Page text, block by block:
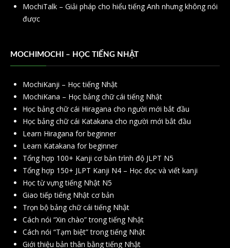
MochiTalk – Giải pháp cho hiểu tiếng Anh nhưng không nói
được
MOCHIMOCHI – HỌC TIẾNG NHẬT
MochiKanji – Học tiếng Nhật
MochiKana – Học bảng chữ cái tiếng Nhật
Học bảng chữ cái Hiragana cho người mới bắt đầu
Học bảng chữ cái Katakana cho người mới bắt đầu
Learn Hiragana for beginner
Learn Katakana for beginner
Tổng hợp 100+ Kanji cơ bản trình độ JLPT N5
Tổng hợp 150+ JLPT Kanji N4 – Học đọc và viết kanji
Học từ vựng tiếng Nhật N5
Giao tiếp tiếng Nhật cơ bản
Trọn bộ bảng chữ cái tiếng Nhật
Cách nói “Xin chào” trong tiếng Nhật
Cách nói “Tạm biệt” trong tiếng Nhật
Giới thiệu bản thân bằng tiếng Nhật